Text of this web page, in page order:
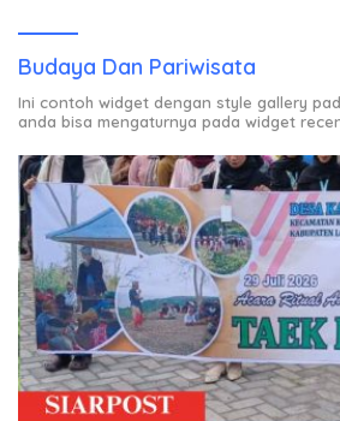
Budaya Dan Pariwisata
Ini contoh widget dengan style gallery
anda bisa mengaturnya pada widget